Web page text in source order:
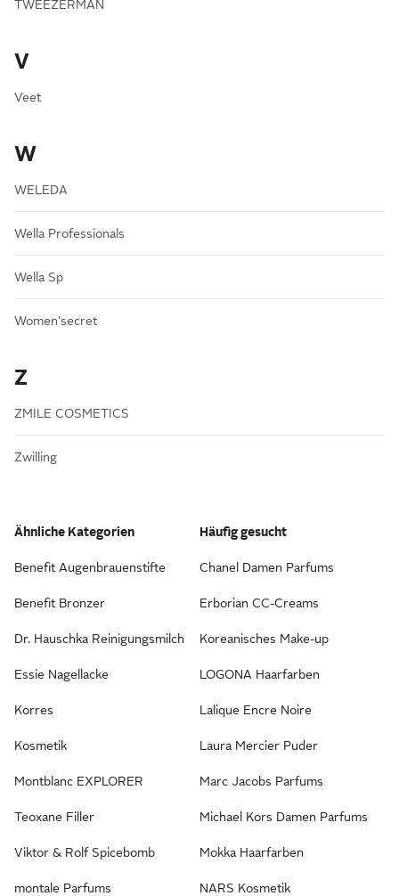
TWEEZERMAN
V
Veet
W
WELEDA
Wella Professionals
Wella Sp
Women'secret
Z
ZMILE COSMETICS
Zwilling
Ähnliche Kategorien
Benefit Augenbrauenstifte
Benefit Bronzer
Dr. Hauschka Reinigungsmilch
Essie Nagellacke
Korres
Kosmetik
Montblanc EXPLORER
Teoxane Filler
Viktor & Rolf Spicebomb
montale Parfums
Häufig gesucht
Chanel Damen Parfums
Erborian CC-Creams
Koreanisches Make-up
LOGONA Haarfarben
Lalique Encre Noire
Laura Mercier Puder
Marc Jacobs Parfums
Michael Kors Damen Parfums
Mokka Haarfarben
NARS Kosmetik